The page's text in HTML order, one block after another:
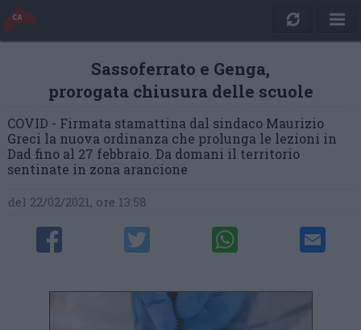
Sassoferrato e Genga,
prorogata chiusura delle scuole
COVID - Firmata stamattina dal sindaco Maurizio
Greci la nuova ordinanza che prolunga le lezioni in
Dad fino al 27 febbraio. Da domani il territorio
sentinate in zona arancione
del 22/02/2021, ore 13:58